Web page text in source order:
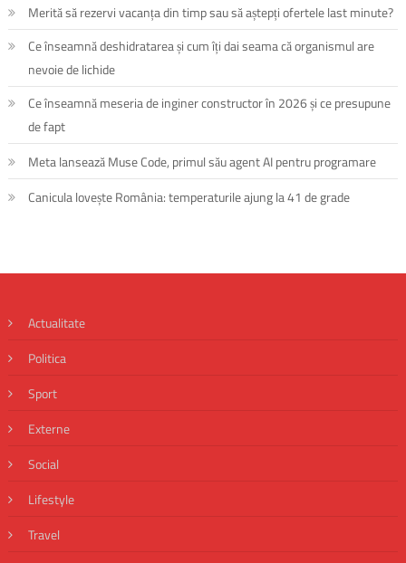
Merită să rezervi vacanța din timp sau să aștepți ofertele last minute?
Ce înseamnă deshidratarea și cum îți dai seama că organismul are
nevoie de lichide
Ce înseamnă meseria de inginer constructor în 2026 și ce presupune
de fapt
Meta lansează Muse Code, primul său agent AI pentru programare
Canicula lovește România: temperaturile ajung la 41 de grade
Actualitate
Politica
Sport
Externe
Social
Lifestyle
Travel